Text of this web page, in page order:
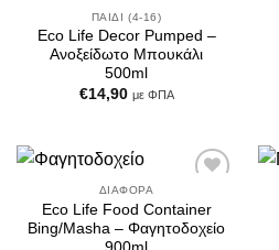
ΠΑΙΔΊ (4-16)
Eco Life Decor Pumped –
Ανοξείδωτο Μπουκάλι
500ml
€14,90 με ΦΠΑ
Wishlist
ΔΙΆΦΟΡΑ
Eco Life Food Container
Bing/Masha – Φαγητοδοχείο